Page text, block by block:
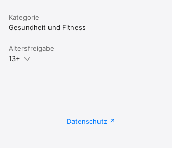
Kategorie
Gesundheit und Fitness
Altersfreigabe
13+
Datenschutz